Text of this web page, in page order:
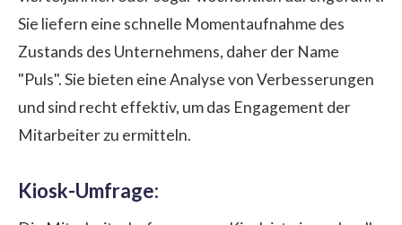
Sie liefern eine schnelle Momentaufnahme des
Zustands des Unternehmens, daher der Name
"Puls". Sie bieten eine Analyse von Verbesserungen
und sind recht effektiv, um das Engagement der
Mitarbeiter zu ermitteln.
Kiosk-Umfrage: